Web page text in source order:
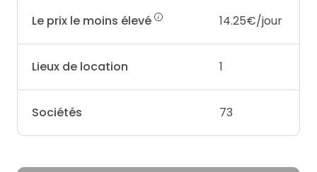
Le prix le moins élevé 14.25€/jour
Lieux de location 1
Sociétés 73